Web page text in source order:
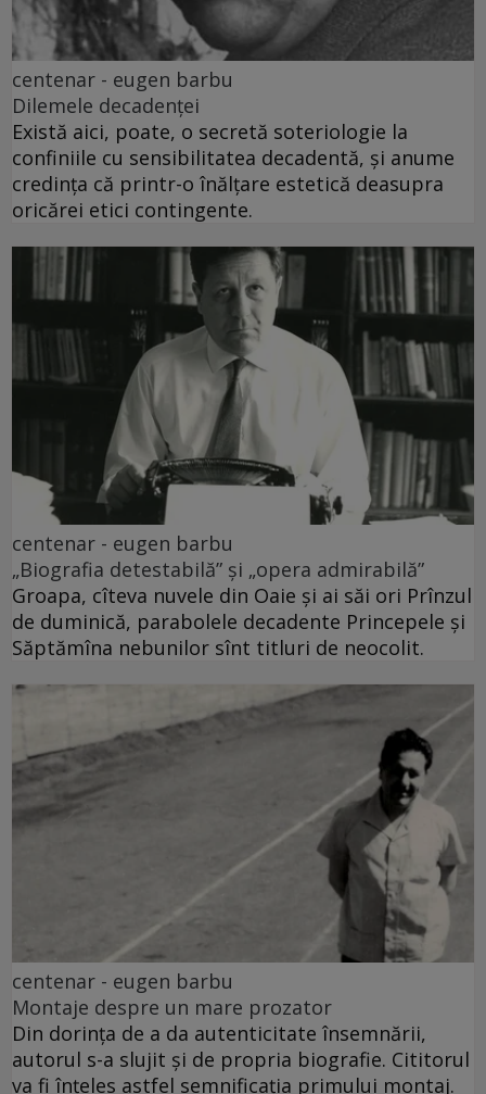
centenar - eugen barbu
Dilemele decadenței
Există aici, poate, o secretă soteriologie la
confiniile cu sensibilitatea decadentă, și anume
credința că printr-o înălțare estetică deasupra
oricărei etici contingente.
centenar - eugen barbu
„Biografia detestabilă” și „opera admirabilă”
Groapa, cîteva nuvele din Oaie și ai săi ori Prînzul
de duminică, parabolele decadente Princepele și
Săptămîna nebunilor sînt titluri de neocolit.
centenar - eugen barbu
Montaje despre un mare prozator
Din dorința de a da autenticitate însemnării,
autorul s-a slujit și de propria biografie. Cititorul
va fi înțeles astfel semnificația primului montaj.